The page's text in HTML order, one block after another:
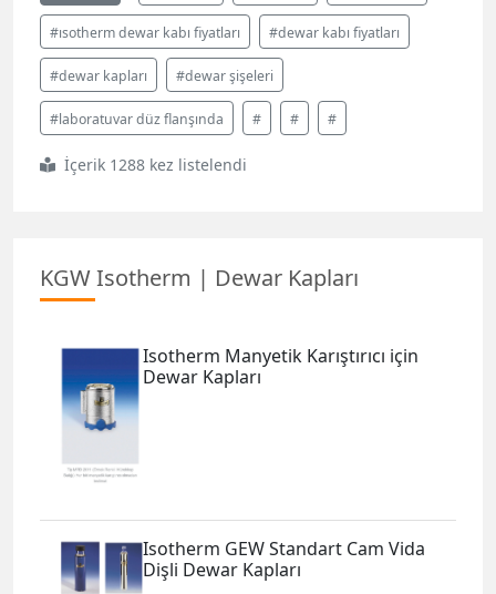
#ısotherm dewar kabı fiyatları #dewar kabı fiyatları
#dewar kapları #dewar şişeleri
#laboratuvar düz flanşında # # #
İçerik 1288 kez listelendi
KGW Isotherm | Dewar Kapları
Isotherm Manyetik Karıştırıcı için
Dewar Kapları
Isotherm GEW Standart Cam Vida
Dişli Dewar Kapları